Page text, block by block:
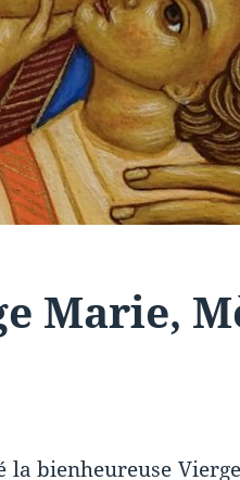
Marie,
la bienheureuse